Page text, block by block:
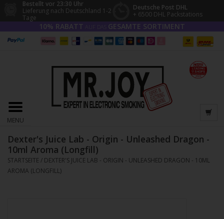
Bestellt vor 23:30 Uhr
Lieferung nach Deutschland 1-2
Tage
Deutsche Post DHL
+ 6500 DHL Packstations
10% RABATT GESAMTE SORTIMENT
MENU
Dexter's Juice Lab - Origin - Unleashed Dragon -
10ml Aroma (Longfill)
STARTSEITE / DEXTER'S JUICE LAB - ORIGIN - UNLEASHED DRAGON - 10ML
AROMA (LONGFILL)